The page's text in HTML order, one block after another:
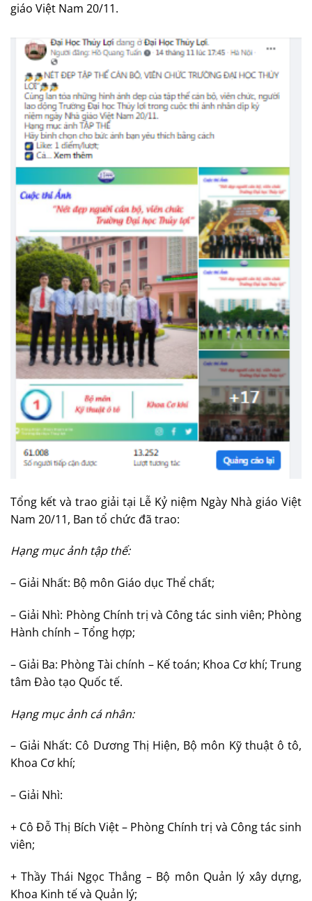
giáo Việt Nam 20/11.
Tổng kết và trao giải tại Lễ Kỷ niệm Ngày Nhà giáo Việt
Nam 20/11, Ban tổ chức đã trao:
Hạng mục ảnh tập thể:
– Giải Nhất: Bộ môn Giáo dục Thể chất;
– Giải Nhì: Phòng Chính trị và Công tác sinh viên; Phòng
Hành chính – Tổng hợp;
– Giải Ba: Phòng Tài chính – Kế toán; Khoa Cơ khí; Trung
tâm Đào tạo Quốc tế.
Hạng mục ảnh cá nhân:
– Giải Nhất: Cô Dương Thị Hiện, Bộ môn Kỹ thuật ô tô,
Khoa Cơ khí;
– Giải Nhì:
+ Cô Đỗ Thị Bích Việt – Phòng Chính trị và Công tác sinh
viên;
+ Thầy Thái Ngọc Thắng – Bộ môn Quản lý xây dựng,
Khoa Kinh tế và Quản lý;